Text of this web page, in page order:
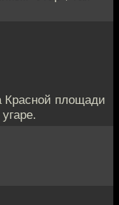
Красной площади